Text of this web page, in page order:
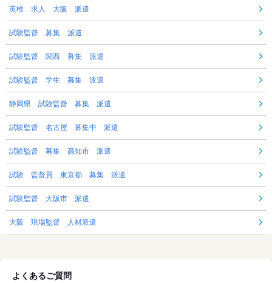
英検 求人 大阪 派遣
試験監督 募集 派遣
試験監督 関西 募集 派遣
試験監督 学生 募集 派遣
静岡県 試験監督 募集 派遣
試験監督 名古屋 募集中 派遣
試験監督 募集 高知市 派遣
試験 監督員 東京都 募集 派遣
試験監督 大阪市 派遣
大阪 現場監督 人材派遣
よくあるご質問